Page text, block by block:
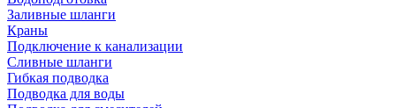
Заливные шланги
Краны
Подключение к канализации
Сливные шланги
Гибкая подводка
Подводка для воды